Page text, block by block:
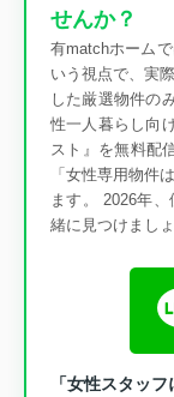
せんか？
有matchホーム
いう視点で、実
した厳選物件の
性一人暮らし向
スト』を無料配
「女性専用物件
ます。 2026年
緒に見つけましょ
「女性スタッ